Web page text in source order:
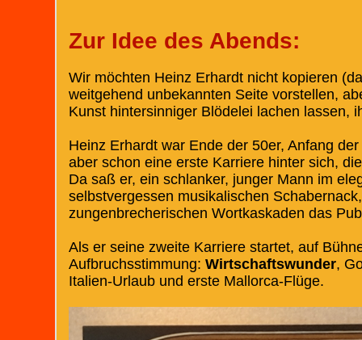
Zur Idee des Abends:
Wir möchten Heinz Erhardt nicht kopieren
weitgehend unbekannten Seite vorstellen,
Kunst hintersinniger Blödelei lachen lassen,
Heinz Erhardt war Ende der 50er, Anfang
aber schon eine erste Karriere hinter sich,
Da saß er, ein schlanker, junger Mann im
selbstvergessen musikalischen
zungenbrecherischen Wortkaskaden das
Als er seine zweite Karriere startet, auf
Aufbruchsstimmung: Wirtschaftswunder,
Italien-Urlaub und erste Mallorca-Flüge.